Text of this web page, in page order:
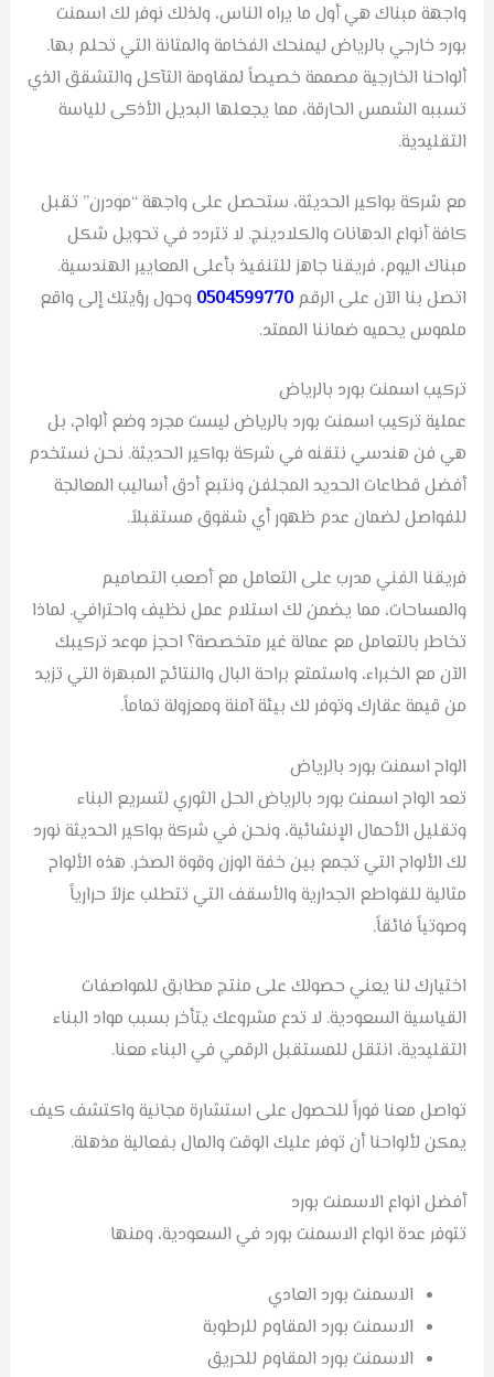
واجهة مبناك هي أول ما يراه الناس، ولذلك نوفر لك اسمنت
بورد خارجي بالرياض ليمنحك الفخامة والمتانة التي تحلم بها.
ألواحنا الخارجية مصممة خصيصاً لمقاومة التآكل والتشقق الذي
تسببه الشمس الحارقة، مما يجعلها البديل الأذكى للياسة
التقليدية.
مع شركة بواكير الحديثة، ستحصل على واجهة “مودرن” تقبل
كافة أنواع الدهانات والكلادينج. لا تتردد في تحويل شكل
مبناك اليوم، فريقنا جاهز للتنفيذ بأعلى المعايير الهندسية.
اتصل بنا الآن على الرقم0504599770 وحول رؤيتك إلى واقع
ملموس يحميه ضماننا الممتد.
تركيب اسمنت بورد بالرياض
عملية تركيب اسمنت بورد بالرياض ليست مجرد وضع ألواح، بل
هي فن هندسي نتقنه في شركة بواكير الحديثة. نحن نستخدم
أفضل قطاعات الحديد المجلفن ونتبع أدق أساليب المعالجة
للفواصل لضمان عدم ظهور أي شقوق مستقبلاً.
فريقنا الفني مدرب على التعامل مع أصعب التصاميم
والمساحات، مما يضمن لك استلام عمل نظيف واحترافي. لماذا
تخاطر بالتعامل مع عمالة غير متخصصة؟ احجز موعد تركيبك
الآن مع الخبراء، واستمتع براحة البال والنتائج المبهرة التي تزيد
من قيمة عقارك وتوفر لك بيئة آمنة ومعزولة تماماً.
الواح اسمنت بورد بالرياض
تعد الواح اسمنت بورد بالرياض الحل الثوري لتسريع البناء
وتقليل الأحمال الإنشائية، ونحن في شركة بواكير الحديثة نورد
لك الألواح التي تجمع بين خفة الوزن وقوة الصخر. هذه الألواح
مثالية للقواطع الجدارية والأسقف التي تتطلب عزلاً حرارياً
وصوتياً فائقاً.
اختيارك لنا يعني حصولك على منتج مطابق للمواصفات
القياسية السعودية. لا تدع مشروعك يتأخر بسبب مواد البناء
التقليدية، انتقل للمستقبل الرقمي في البناء معنا.
تواصل معنا فوراً للحصول على استشارة مجانية واكتشف كيف
يمكن لألواحنا أن توفر عليك الوقت والمال بفعالية مذهلة.
أفضل انواع الاسمنت بورد
تتوفر عدة انواع الاسمنت بورد في السعودية، ومنها
الاسمنت بورد العادي
الاسمنت بورد المقاوم للرطوبة
الاسمنت بورد المقاوم للحريق